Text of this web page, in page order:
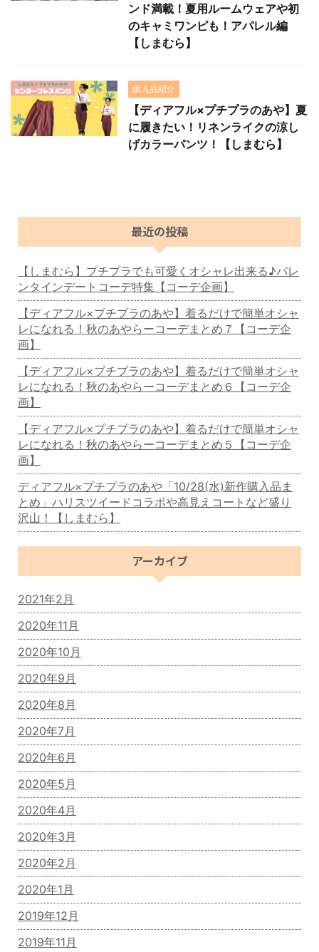
ンド満載！夏用ルームウェアや初
のキャミワンピも！アパレル編
【しまむら】
購入品紹介
【ディアフル×プチプラのあや】夏
に履きたい！リネンライクの涼し
げカラーパンツ！【しまむら】
最近の投稿
【しまむら】プチプラでも可愛くオシャレ出来る♪バレ
ンタインデートコーデ特集【コーデ企画】
【ディアフル×プチプラのあや】着るだけで簡単オシャ
レになれる！秋のあやらーコーデまとめ７【コーデ企
画】
【ディアフル×プチプラのあや】着るだけで簡単オシャ
レになれる！秋のあやらーコーデまとめ６【コーデ企
画】
【ディアフル×プチプラのあや】着るだけで簡単オシャ
レになれる！秋のあやらーコーデまとめ５【コーデ企
画】
ディアフル×プチプラのあや「10/28(水)新作購入品ま
とめ」ハリスツイードコラボや高見えコートなど盛り
沢山！【しまむら】
アーカイブ
2021年2月
2020年11月
2020年10月
2020年9月
2020年8月
2020年7月
2020年6月
2020年5月
2020年4月
2020年3月
2020年2月
2020年1月
2019年12月
2019年11月